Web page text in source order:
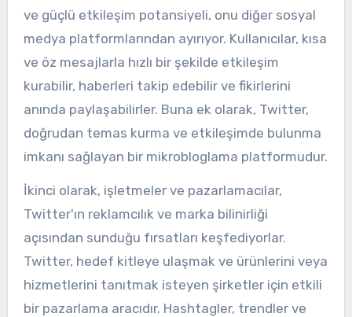
ve güçlü etkileşim potansiyeli, onu diğer sosyal
medya platformlarından ayırıyor. Kullanıcılar, kısa
ve öz mesajlarla hızlı bir şekilde etkileşim
kurabilir, haberleri takip edebilir ve fikirlerini
anında paylaşabilirler. Buna ek olarak, Twitter,
doğrudan temas kurma ve etkileşimde bulunma
imkanı sağlayan bir mikrobloglama platformudur.
İkinci olarak, işletmeler ve pazarlamacılar,
Twitter'ın reklamcılık ve marka bilinirliği
açısından sunduğu fırsatları keşfediyorlar.
Twitter, hedef kitleye ulaşmak ve ürünlerini veya
hizmetlerini tanıtmak isteyen şirketler için etkili
bir pazarlama aracıdır. Hashtagler, trendler ve